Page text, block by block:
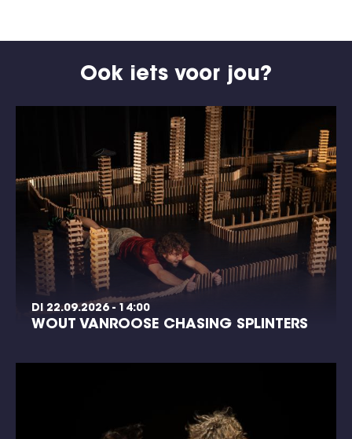
Ook iets voor jou?
DI 22.09.2026 - 14:00
WOUT VANROOSE CHASING SPLINTERS